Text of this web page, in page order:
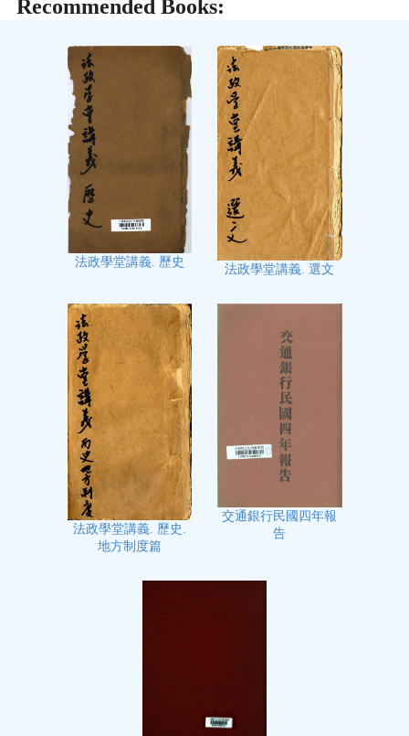
Recommended Books:
法政學堂講義. 歷史
法政學堂講義. 選文
法政學堂講義. 歷史.
地方制度篇
交通銀行民國四年報
告